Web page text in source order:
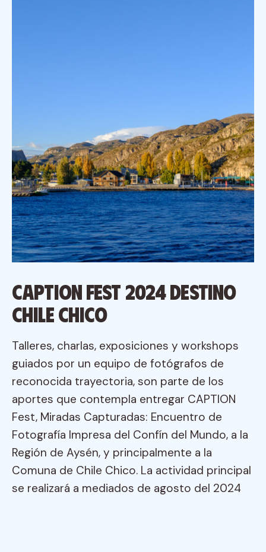
CAPTION FEST 2024 DESTINO
CHILE CHICO
Talleres, charlas, exposiciones y workshops
guiados por un equipo de fotógrafos de
reconocida trayectoria, son parte de los
aportes que contempla entregar CAPTION
Fest, Miradas Capturadas: Encuentro de
Fotografía Impresa del Confín del Mundo, a la
Región de Aysén, y principalmente a la
Comuna de Chile Chico. La actividad principal
se realizará a mediados de agosto del 2024